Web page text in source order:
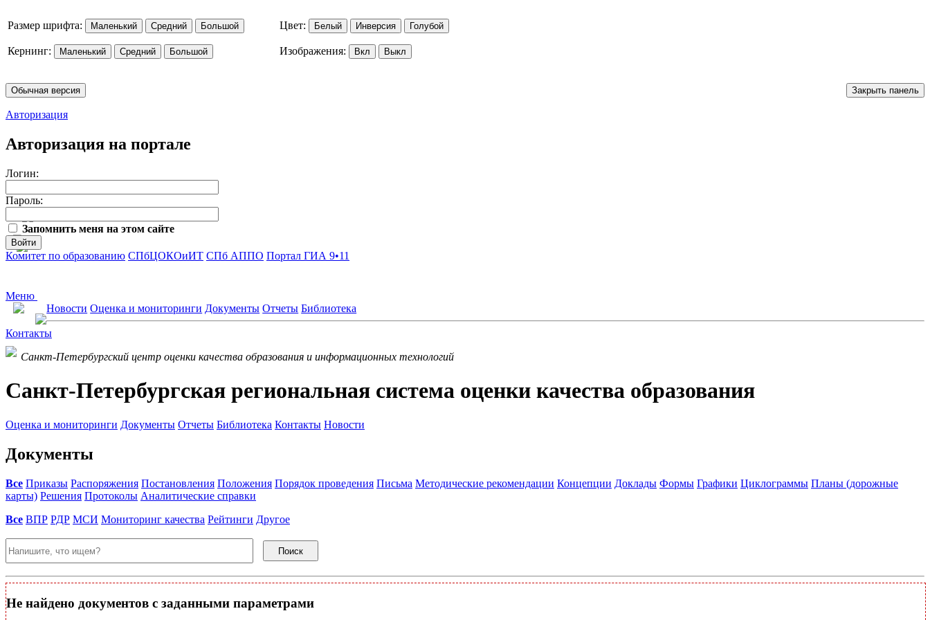
Размер шрифта: Маленький Средний Большой
Кернинг: Маленький Средний Большой
Цвет: Белый Инверсия Голубой
Изображения: Вкл Выкл
Обычная версия Закрыть панель
Авторизация
Авторизация на портале
Логин:
Пароль:
Запомнить меня на этом сайте
Войти
Комитет по образованию СПбЦОКОиИТ СПб АППО Портал ГИА 9•11
Меню
Новости Оценка и мониторинги Документы Отчеты Библиотека
Контакты
Санкт-Петербургский центр оценки качества образования и информационных технологий
Санкт-Петербургская региональная система оценки качества образования
Оценка и мониторинги Документы Отчеты Библиотека Контакты Новости
Документы
Все Приказы Распоряжения Постановления Положения Порядок проведения Письма Методические рекомендации Концепции Доклады Формы Графики Циклограммы Планы (дорожные
карты) Решения Протоколы Аналитические справки
Все ВПР РДР МСИ Мониторинг качества Рейтинги Другое
Поиск
Не найдено документов с заданными параметрами